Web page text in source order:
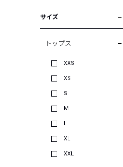
サイズ
トップス
XXS
XS
S
M
L
XL
XXL